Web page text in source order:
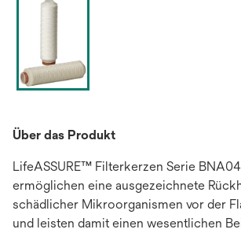
Über das Produkt
LifeASSURE™ Filterkerzen Serie
ermöglichen eine ausgezeichnete
schädlicher Mikroorganismen vor der
und leisten damit einen wesentlichen